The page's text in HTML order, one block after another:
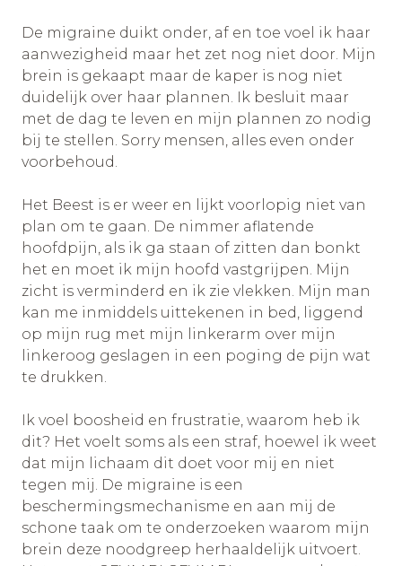
De migraine duikt onder, af en toe voel ik haar
aanwezigheid maar het zet nog niet door. Mijn
brein is gekaapt maar de kaper is nog niet
duidelijk over haar plannen. Ik besluit maar
met de dag te leven en mijn plannen zo nodig
bij te stellen. Sorry mensen, alles even onder
voorbehoud.
Het Beest is er weer en lijkt voorlopig niet van
plan om te gaan. De nimmer aflatende
hoofdpijn, als ik ga staan of zitten dan bonkt
het en moet ik mijn hoofd vastgrijpen. Mijn
zicht is verminderd en ik zie vlekken. Mijn man
kan me inmiddels uittekenen in bed, liggend
op mijn rug met mijn linkerarm over mijn
linkeroog geslagen in een poging de pijn wat
te drukken.
Ik voel boosheid en frustratie, waarom heb ik
dit? Het voelt soms als een straf, hoewel ik weet
dat mijn lichaam dit doet voor mij en niet
tegen mij. De migraine is een
beschermingsmechanisme en aan mij de
schone taak om te onderzoeken waarom mijn
brein deze noodgreep herhaaldelijk uitvoert.